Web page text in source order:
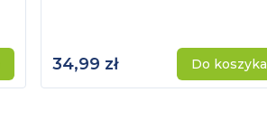
34,99 zł Do koszyka